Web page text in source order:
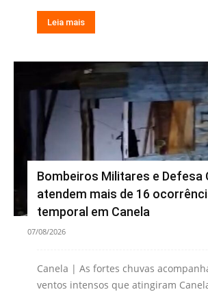
Leia mais
Bombeiros Militares e Defesa
atendem mais de 16
temporal em Canela
07/08/2026
Canela | As fortes chuvas
ventos intensos que atingiram